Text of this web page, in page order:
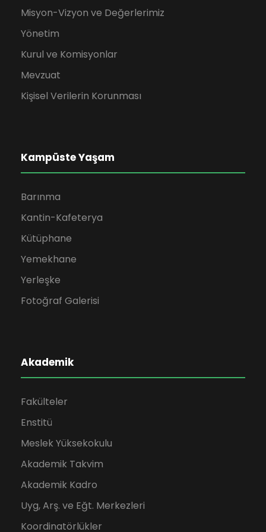
Misyon-Vizyon ve Değerlerimiz
Yönetim
Kurul ve Komisyonlar
Mevzuat
Kişisel Verilerin Korunması
Kampüste Yaşam
Barınma
Kantin-Kafeterya
Kütüphane
Yemekhane
Yerleşke
Fotoğraf Galerisi
Akademik
Fakülteler
Enstitü
Meslek Yüksekokulu
Akademik Takvim
Akademik Kadro
Uyg, Arş. ve Eğt. Merkezleri
Koordinatörlükler